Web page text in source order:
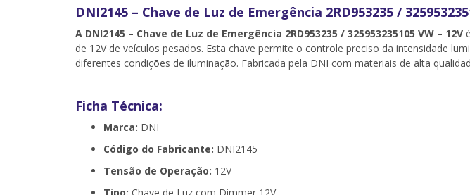
DNI2145 – Chave de Luz de Emergência 2RD953235 /
A DNI2145 – Chave de Luz de Emergência 2RD953235 / 325953235105 VW – 12V
de 12V de veículos pesados. Esta chave permite o controle preciso da intensidade
diferentes condições de iluminação. Fabricada pela DNI com materiais de alta
Ficha Técnica:
Marca: DNI
Código do Fabricante: DNI2145
Tensão de Operação: 12V